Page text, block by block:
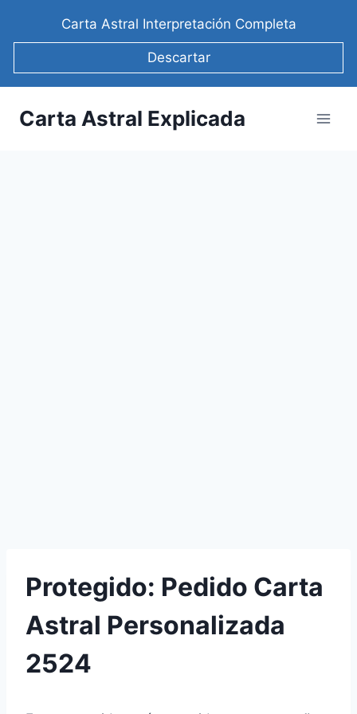
Carta Astral Interpretación Completa
Descartar
Carta Astral Explicada
Protegido: Pedido Carta
Astral Personalizada
2524